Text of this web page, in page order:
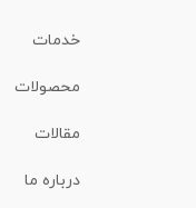
خدمات
محصولات
مقالات
درباره ما